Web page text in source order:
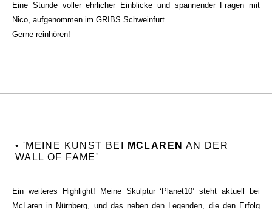
Eine Stunde voller ehrlicher Einblicke und spannender Fragen mit
Nico, aufgenommen im GRIBS Schweinfurt.
Gerne reinhören!
• 'MEINE KUNST BEI MCLAREN AN DER
WALL OF FAME'
Ein weiteres Highlight! Meine Skulptur ‘Planet10’ steht aktuell bei
McLaren in Nürnberg, und das neben den Legenden, die den Erfolg